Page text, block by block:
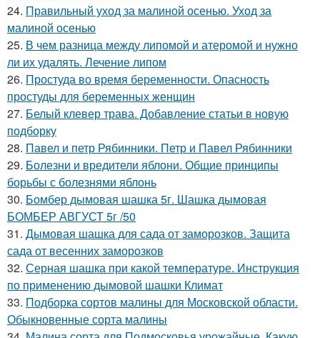
24. Правильный уход за малиной осенью. Уход за
малиной осенью
25. В чем разница между липомой и атеромой и нужно
ли их удалять. Лечение липом
26. Простуда во время беременности. Опасность
простуды для беременных женщин
27. Белый клевер трава. Добавление статьи в новую
подборку
28. Павел и петр Рябинники. Петр и Павел Рябинники
29. Болезни и вредители яблони. Общие принципы
борьбы с болезнями яблонь
30. Бомбер дымовая шашка 5г. Шашка дымовая
БОМБЕР АВГУСТ 5г /50
31. Дымовая шашка для сада от заморозков. Защита
сада от весенних заморозков
32. Серная шашка при какой температуре. Инструкция
по применению дымовой шашки Климат
33. Подборка сортов малины для Московской области.
Обыкновенные сорта малины